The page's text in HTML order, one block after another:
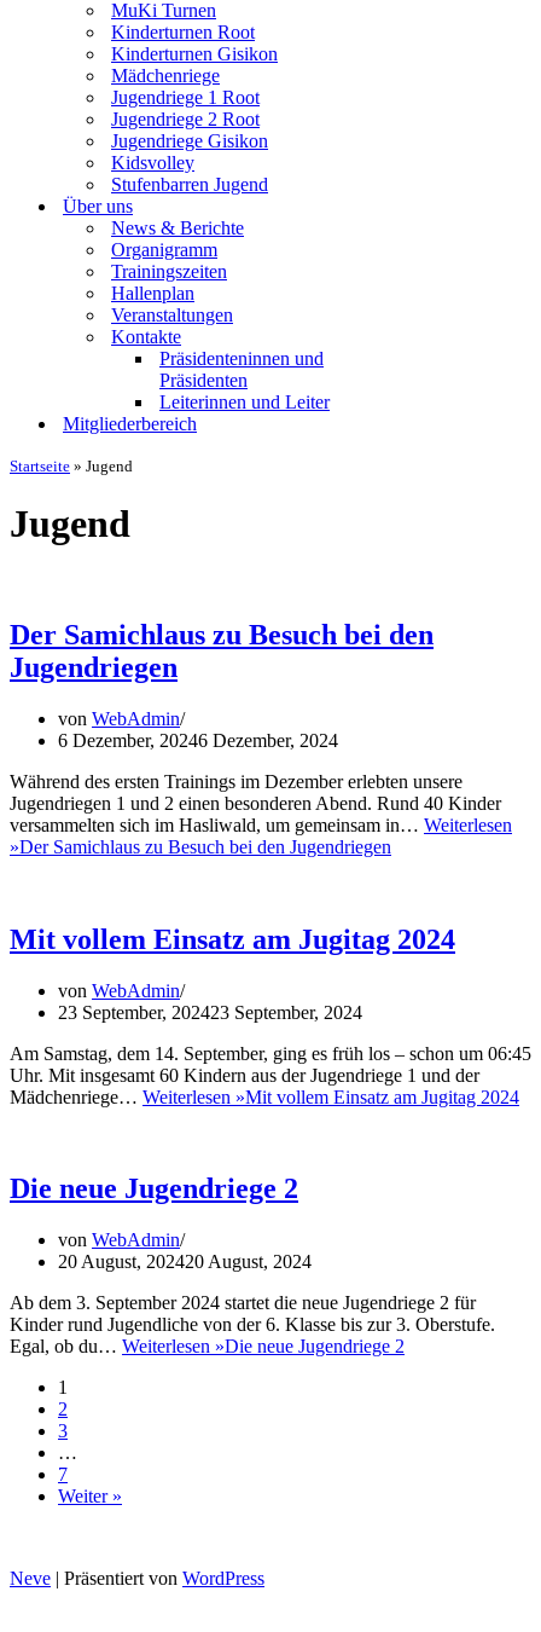
MuKi Turnen
Kinderturnen Root
Kinderturnen Gisikon
Mädchenriege
Jugendriege 1 Root
Jugendriege 2 Root
Jugendriege Gisikon
Kidsvolley
Stufenbarren Jugend
Über uns
News & Berichte
Organigramm
Trainingszeiten
Hallenplan
Veranstaltungen
Kontakte
Präsidenteninnen und
Präsidenten
Leiterinnen und Leiter
Mitgliederbereich
Startseite » Jugend
Jugend
Der Samichlaus zu Besuch bei den
Jugendriegen
von WebAdmin
6 Dezember, 20246 Dezember, 2024
Während des ersten Trainings im Dezember erlebten unsere
Jugendriegen 1 und 2 einen besonderen Abend. Rund 40 Kinder
versammelten sich im Hasliwald, um gemeinsam in… Weiterlesen
»Der Samichlaus zu Besuch bei den Jugendriegen
Mit vollem Einsatz am Jugitag 2024
von WebAdmin
23 September, 202423 September, 2024
Am Samstag, dem 14. September, ging es früh los – schon um 06:45
Uhr. Mit insgesamt 60 Kindern aus der Jugendriege 1 und der
Mädchenriege… Weiterlesen »Mit vollem Einsatz am Jugitag 2024
Die neue Jugendriege 2
von WebAdmin
20 August, 202420 August, 2024
Ab dem 3. September 2024 startet die neue Jugendriege 2 für
Kinder rund Jugendliche von der 6. Klasse bis zur 3. Oberstufe.
Egal, ob du… Weiterlesen »Die neue Jugendriege 2
1
2
3
…
7
Weiter »
Neve | Präsentiert von WordPress